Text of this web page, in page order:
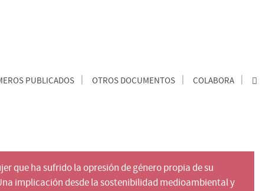
PUBLICADOS OTROS DOCUMENTOS COLABORA
que ha sufrido la opresión de género propia de su
implicación desde la sostenibilidad medioambiental y